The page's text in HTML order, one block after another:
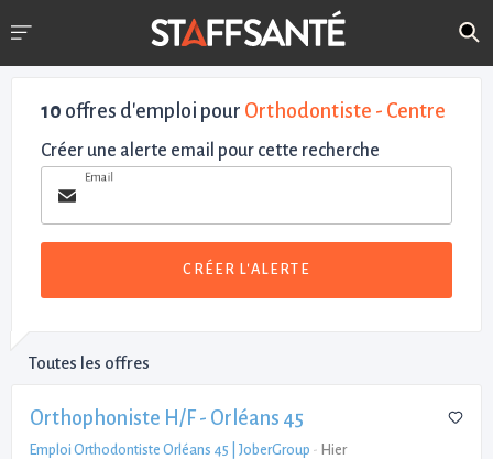
10 offres d'emploi pour Orthodontiste - Centre
Créer une alerte email pour cette recherche
Email
CRÉER L'ALERTE
Toutes les offres
Orthophoniste H/F - Orléans 45
Emploi Orthodontiste Orléans 45 | JoberGroup - Hier